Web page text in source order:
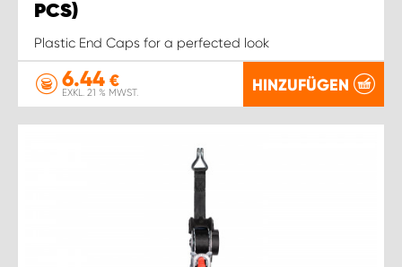
PCS)
Plastic End Caps for a perfected look
6.44 €
EXKL. 21 % MWST. HINZUFÜGEN